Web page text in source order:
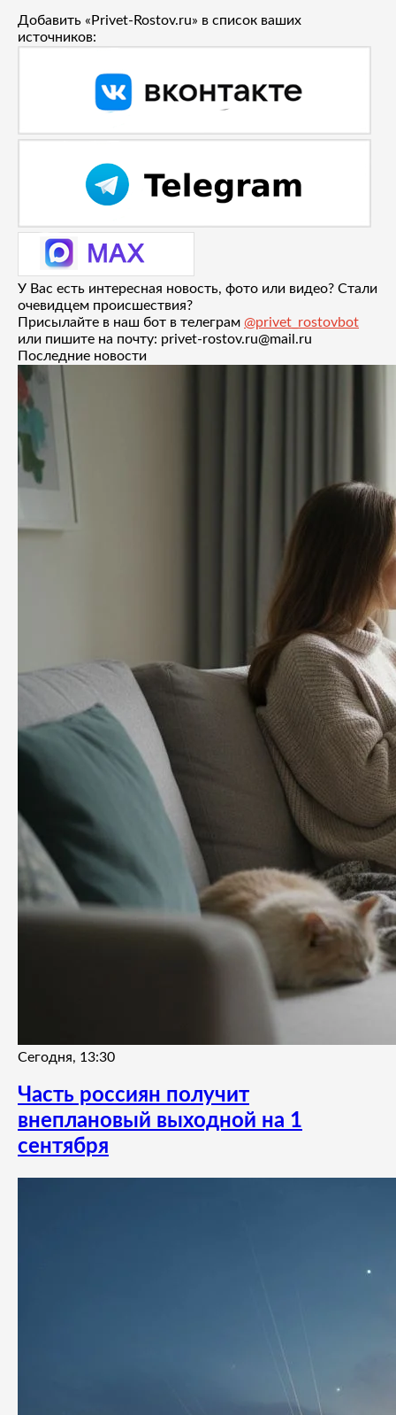
Добавить «Privet-Rostov.ru» в список ваших
источников:
У Вас есть интересная новость, фото или видео? Стали
очевидцем происшествия?
Присылайте в наш бот в телеграм @privet_rostovbot
или пишите на почту: privet-rostov.ru@mail.ru
Последние новости
Сегодня, 13:30
Часть россиян получит
внеплановый выходной на 1
сентября